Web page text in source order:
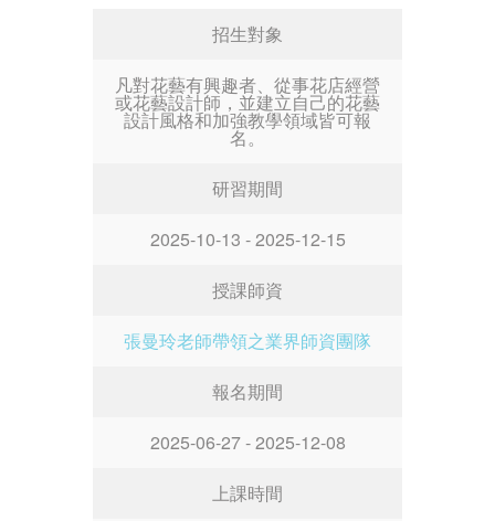
招生對象
凡對花藝有興趣者、從事花店經營
或花藝設計師，並建立自己的花藝
設計風格和加強教學領域皆可報
名。
研習期間
2025-10-13 - 2025-12-15
授課師資
張曼玲老師帶領之業界師資團隊
報名期間
2025-06-27 - 2025-12-08
上課時間